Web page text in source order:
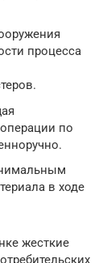
процесса
по
в ходе
жесткие